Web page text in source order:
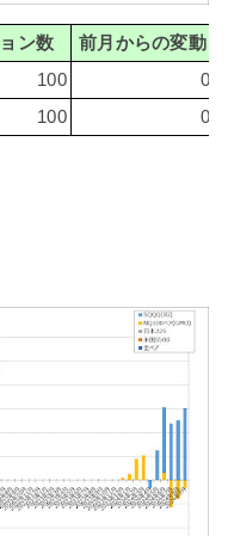
ン数
前月からの変動
100
0
100 0